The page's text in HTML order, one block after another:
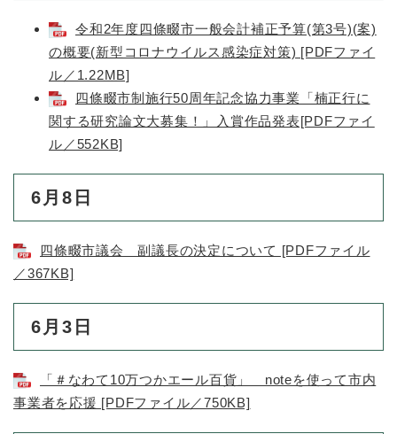
令和2年度四條畷市一般会計補正予算(第3号)(案)
の概要(新型コロナウイルス感染症対策) [PDFファイ
ル／1.22MB]
四條畷市制施行50周年記念協力事業「楠正行に
関する研究論文大募集！」入賞作品発表[PDFファイ
ル／552KB]
6月8日
四條畷市議会 副議長の決定について [PDFファイル
／367KB]
6月3日
「＃なわて10万つかエール百貨」 noteを使って市内
事業者を応援 [PDFファイル／750KB]